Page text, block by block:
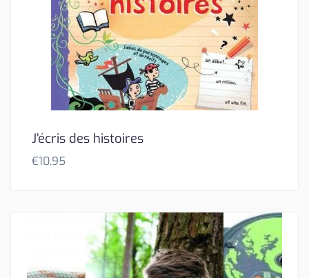
J’écris des histoires
€10,95